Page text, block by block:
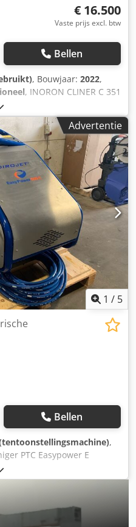
€ 16.500
Vaste prijs excl. btw
Bellen
, Bouwjaar: 2022,
, INORON CLINER C 351
en hogedrukreiniger
zelfstandig, geen
en producten die
kan ter plaatse
meer informatie contact
Advertentie
1 / 5
Bellen
,
PTC Easypower E
Oertzen, Falch, Woma,
... - Werkdruk: 300-700 bar -
elektrisch 32A/63A,
1450 1-min / 1750 1-
850 mm - Leeggewicht: ca.